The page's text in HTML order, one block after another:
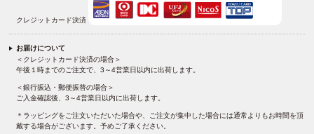
クレジットカード決済
お届けについて
＜クレジットカード決済の場合＞
午後１時までのご注文で、3～4営業日以内に出荷します。
＜銀行振込・郵便振替の場合＞
ご入金確認後、3～4営業日以内に出荷します。
＊ラッピングをご注文いただいた場合や、ご注文が集中した場合には通常よりもお時間を頂
戴する場合がございます。予めご了承ください。